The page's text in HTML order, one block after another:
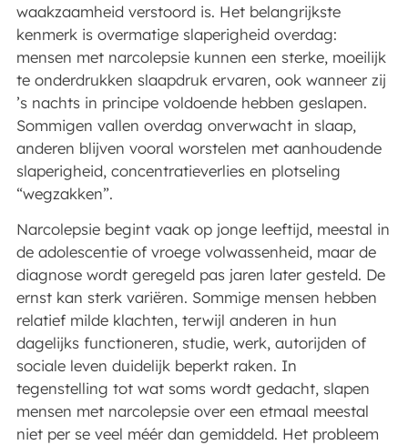
waakzaamheid verstoord is. Het belangrijkste
kenmerk is overmatige slaperigheid overdag:
mensen met narcolepsie kunnen een sterke, moeilijk
te onderdrukken slaapdruk ervaren, ook wanneer zij
’s nachts in principe voldoende hebben geslapen.
Sommigen vallen overdag onverwacht in slaap,
anderen blijven vooral worstelen met aanhoudende
slaperigheid, concentratieverlies en plotseling
“wegzakken”.
Narcolepsie begint vaak op jonge leeftijd, meestal in
de adolescentie of vroege volwassenheid, maar de
diagnose wordt geregeld pas jaren later gesteld. De
ernst kan sterk variëren. Sommige mensen hebben
relatief milde klachten, terwijl anderen in hun
dagelijks functioneren, studie, werk, autorijden of
sociale leven duidelijk beperkt raken. In
tegenstelling tot wat soms wordt gedacht, slapen
mensen met narcolepsie over een etmaal meestal
niet per se veel méér dan gemiddeld. Het probleem